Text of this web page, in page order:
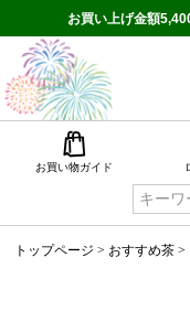
お買い上げ金額
お買い物ガイド
トップページ おすすめ茶